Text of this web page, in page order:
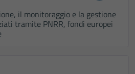
il monitoraggio e la gestione
tramite PNRR, fondi europei